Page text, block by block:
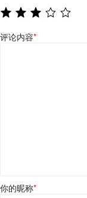
评论内容*
你的昵称*